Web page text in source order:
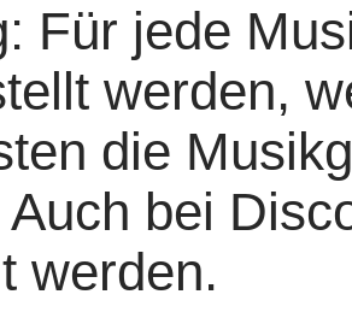
Für jede
werden,
die
bei
werden.